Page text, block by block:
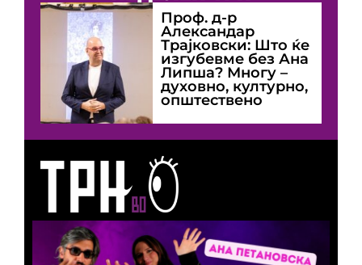
Проф. д-р
Александар
Трајковски: Што ќе
изгубевме без Ана
Липша? Многу –
духовно, културно,
општествено